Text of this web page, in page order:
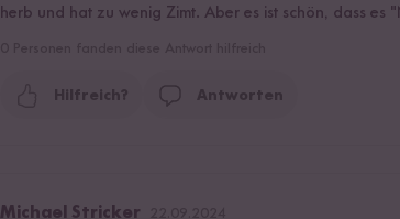
herb und hat zu wenig Zimt. Aber es ist schön, dass es
Hilfreich? Antworten
Michael Stricker